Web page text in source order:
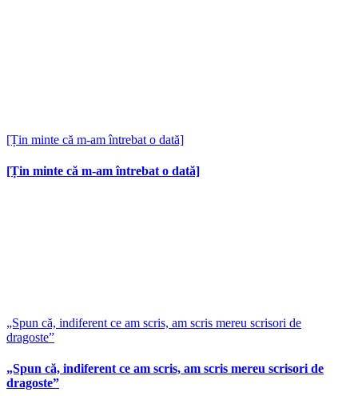
[Țin minte că m-am întrebat o dată]
[Țin minte că m-am întrebat o dată]
„Spun că, indiferent ce am scris, am scris mereu scrisori de
dragoste”
„Spun că, indiferent ce am scris, am scris mereu scrisori de
dragoste”